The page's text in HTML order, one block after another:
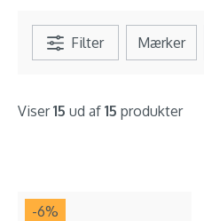
Filter Mærker
Viser15 ud af 15 produkter
-6%